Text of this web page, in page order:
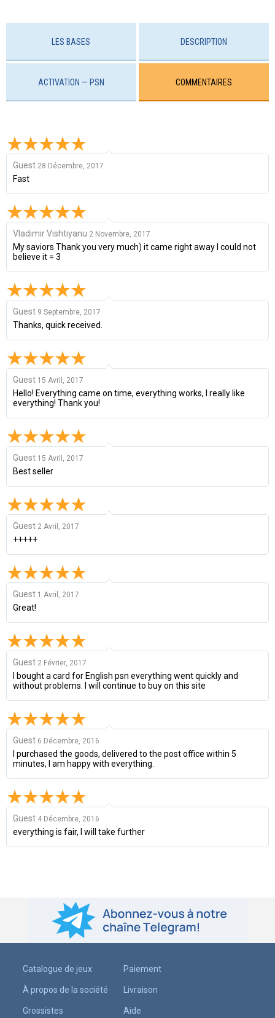
LES BASES DESCRIPTION
ACTIVATION — PSN COMMENTAIRES
Guest 28 Décembre, 2017
Fast
Vladimir Vishtiyanu 2 Novembre, 2017
My saviors Thank you very much) it came right away I could not
believe it = 3
Guest 9 Septembre, 2017
Thanks, quick received.
Guest 15 Avril, 2017
Hello! Everything came on time, everything works, I really like
everything! Thank you!
Guest 15 Avril, 2017
Best seller
Guest 2 Avril, 2017
+++++
Guest 1 Avril, 2017
Great!
Guest 2 Février, 2017
I bought a card for English psn everything went quickly and
without problems. I will continue to buy on this site
Guest 6 Décembre, 2016
I purchased the goods, delivered to the post office within 5
minutes, I am happy with everything.
Guest 4 Décembre, 2016
everything is fair, I will take further
Catalogue de jeux
À propos de la société
Grossistes
Paiement
Livraison
Aide